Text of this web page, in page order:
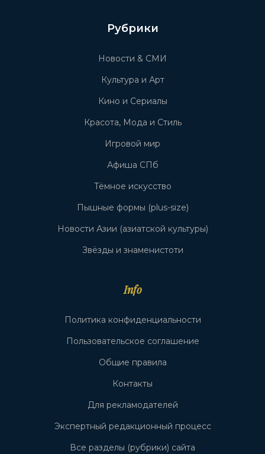
Рубрики
Новости & СМИ
Культура и Арт
Кино и Сериалы
Красота, Мода и Стиль
Игровой мир
Афиша СПб
Тёмное искусство
Пышные формы (plus-size)
Новости Азии (азиатской культуры)
Звёзды и знаменистоти
Info
Политика конфиденциальности
Пользовательское соглашение
Общие правила
Контакты
Для рекламодателей
Экспертный редакционный процесс
Все разделы (рубрики) сайта